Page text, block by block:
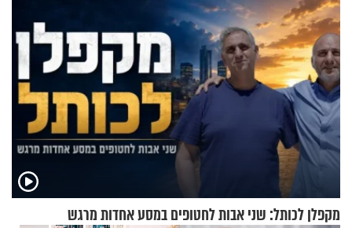
מקפלן לכותל: שני אבות לחטופים במסע אחדות מרגש